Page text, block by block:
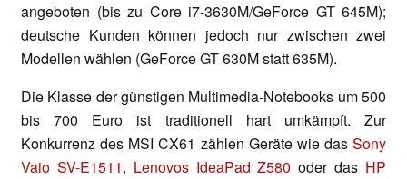
angeboten (bis zu Core i7-3630M/GeForce GT 645M);
deutsche Kunden können jedoch nur zwischen zwei
Modellen wählen (GeForce GT 630M statt 635M).
Die Klasse der günstigen Multimedia-Notebooks um 500
bis 700 Euro ist traditionell hart umkämpft. Zur
Konkurrenz des MSI CX61 zählen Geräte wie das Sony
Vaio SV-E1511, Lenovos IdeaPad Z580 oder das HP